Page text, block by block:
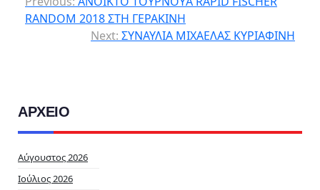
RANDOM 2018 ΣΤΗ ΓΕΡΑΚΙΝΗ
Next: ΣΥΝΑΥΛΙΑ ΜΙΧΑΕΛΑΣ ΚΥΡΙΑΦΙΝΗ
ΑΡΧΕΙΟ
Αύγουστος 2026
Ιούλιος 2026